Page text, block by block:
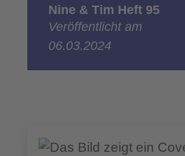
Nine & Tim Heft 95
Veröffentlicht am
06.03.2024